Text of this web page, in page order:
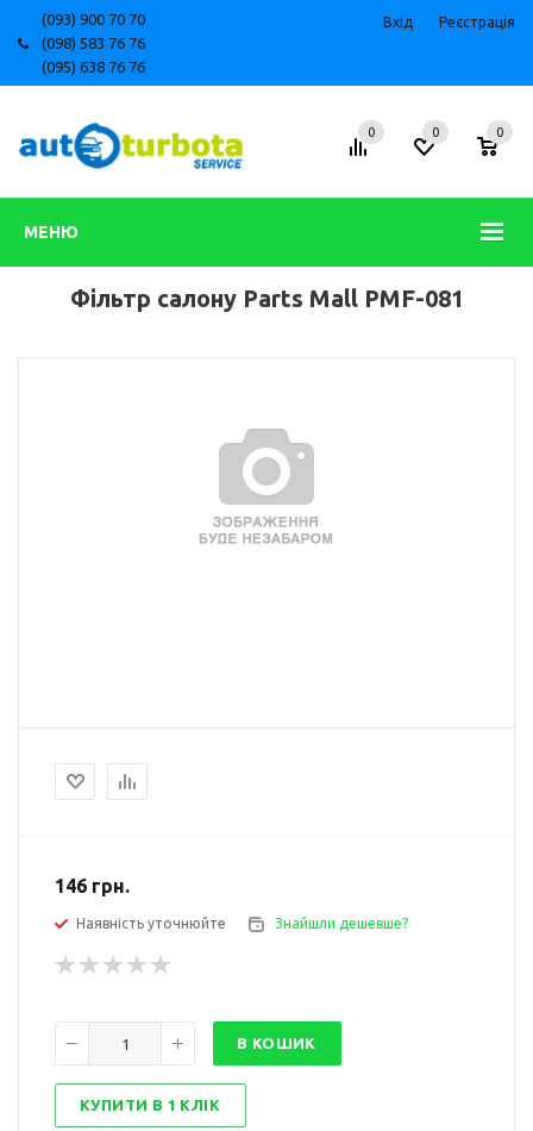
(093) 900 70 70
(098) 583 76 76
(095) 638 76 76
Вхід Реєстрація
МЕНЮ
0 0
0
Фільтр салону Parts Mall PMF-081
146 грн.
Наявність уточнюйте Знайшли дешевше?
В КОШИК
КУПИТИ В 1 КЛІК